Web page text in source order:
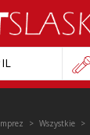
Wszystkie